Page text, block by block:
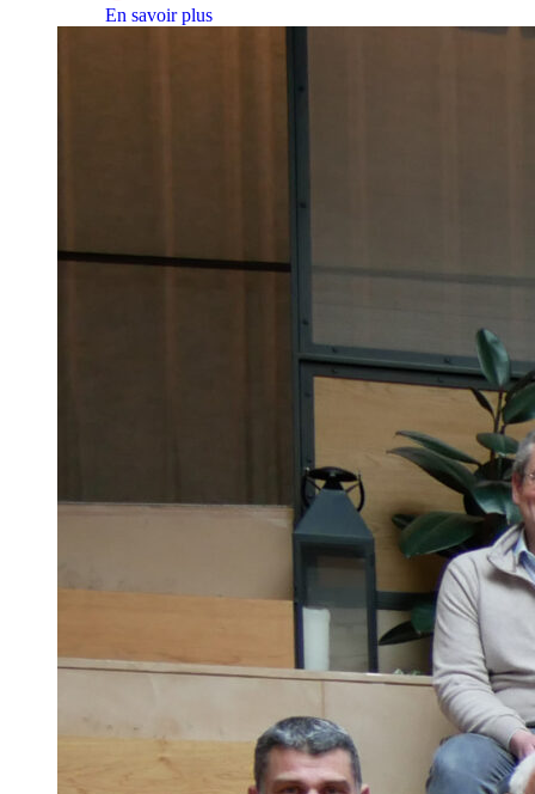
En savoir plus